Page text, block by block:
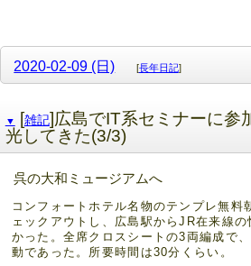
2020-02-09 (日) [長年日記]
▼ [雑記]広島でIT系セミナーに参
光してきた(3/3)
呉の大和ミュージアムへ
コンフォートホテル名物のテンプレ無料
ェックアウトし、広島駅からJR在来線の
かった。全席クロスシートの3両編成で
動であった。所要時間は30分くらい。